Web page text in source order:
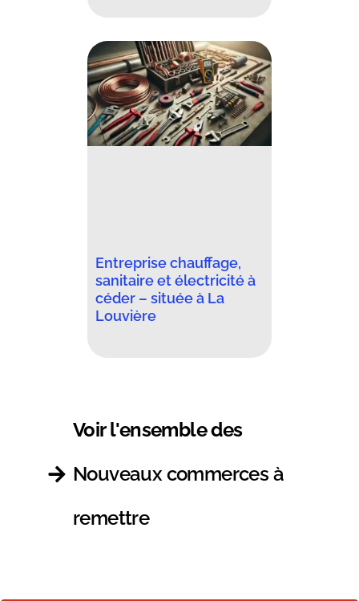
Entreprise chauffage,
sanitaire et électricité à
céder – située à La
Louvière
Voir l'ensemble des
Nouveaux commerces à
remettre